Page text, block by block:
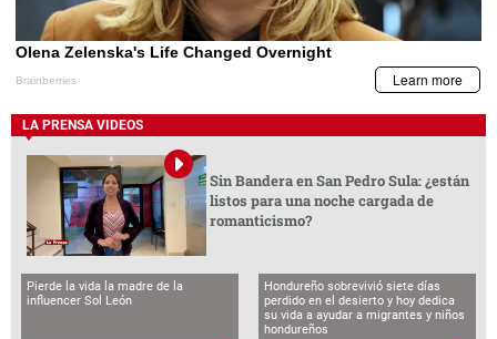
LA PRENSA VIDEOS
Sin Bandera en San Pedro Sula: ¿están
listos para una noche cargada de
romanticismo?
Pierde la vida la madre de la
influencer Sol León
Hondureño sobrevivió siete días
perdido en el desierto y hoy dedica
su vida a ayudar a migrantes y niños
hondureños